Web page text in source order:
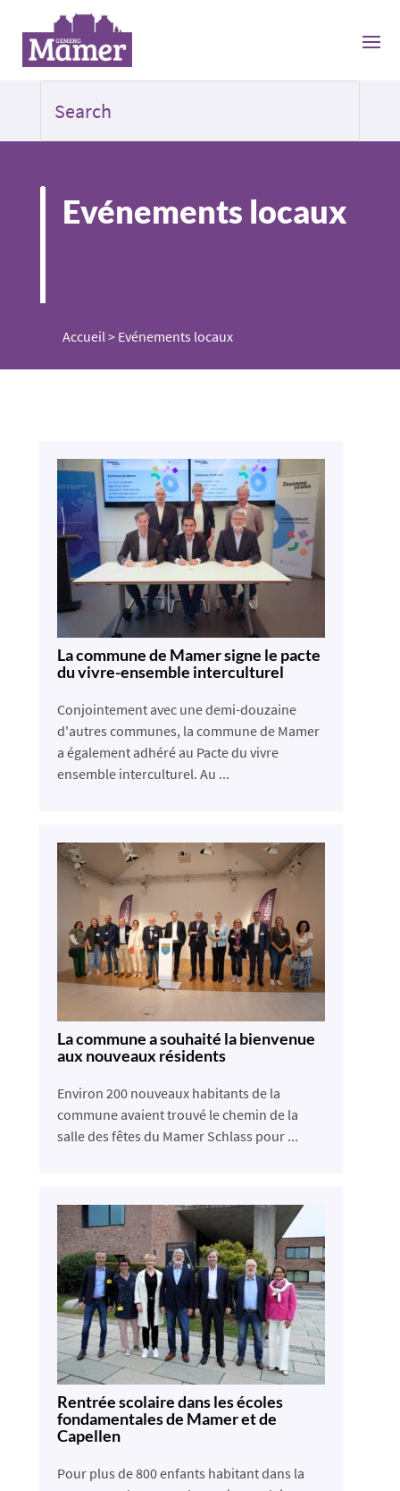
Evénements locaux
Accueil> Evénements locaux
La commune de Mamer signe le pacte
du vivre-ensemble interculturel
Conjointement avec une demi-douzaine
d'autres communes, la commune de Mamer
a également adhéré au Pacte du vivre
ensemble interculturel. Au ...
La commune a souhaité la bienvenue
aux nouveaux résidents
Environ 200 nouveaux habitants de la
commune avaient trouvé le chemin de la
salle des fêtes du Mamer Schlass pour ...
Rentrée scolaire dans les écoles
fondamentales de Mamer et de
Capellen
Pour plus de 800 enfants habitant dans la